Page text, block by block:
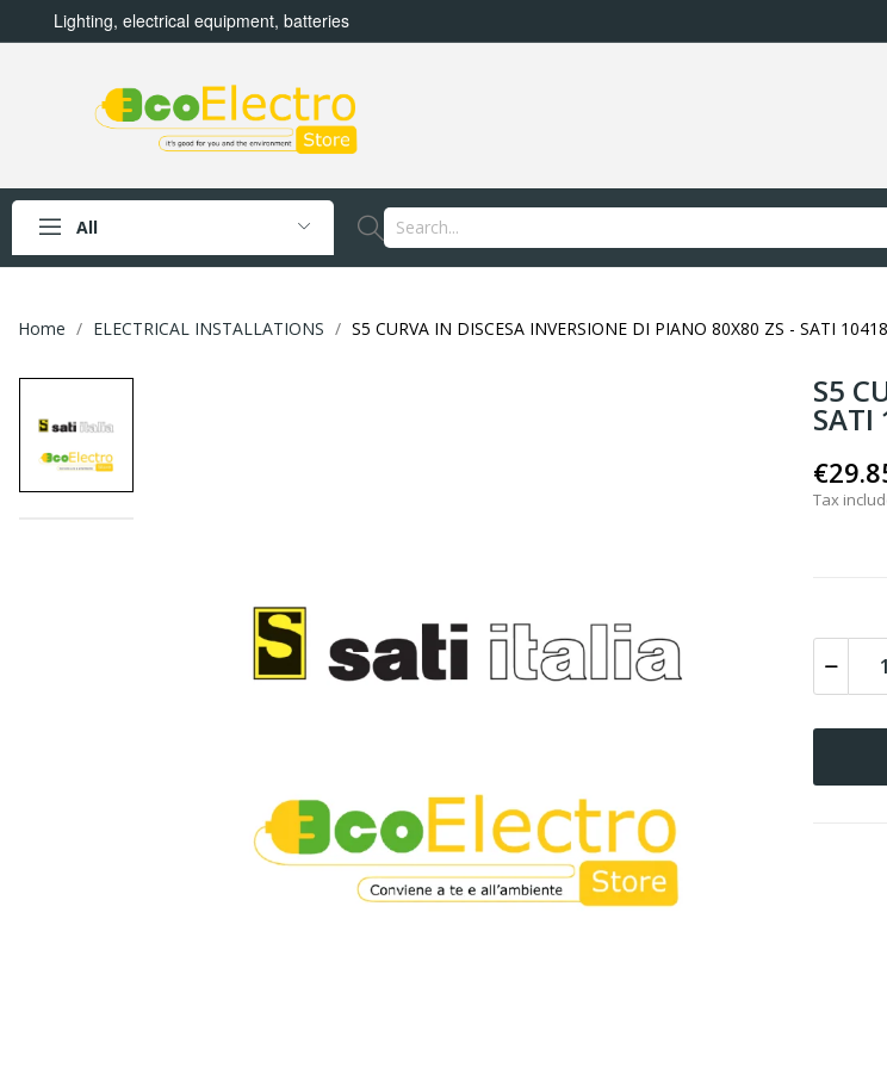
Lighting, electrical equipment, batteries
All
Home ELECTRICAL INSTALLATIONS S5 CURVA IN DISCESA INVERSIONE DI PIANO 80X80 ZS - SATI
S5
SATI
Tax